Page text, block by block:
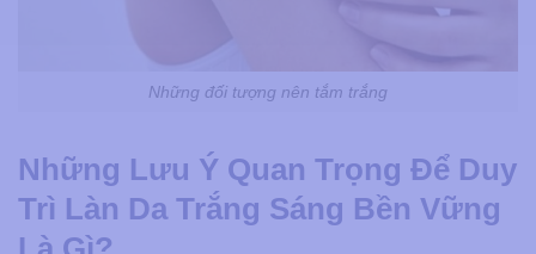
Những đối tượng nên tắm trắng
Những Lưu Ý Quan Trọng Để Duy
Trì Làn Da Trắng Sáng Bền Vững